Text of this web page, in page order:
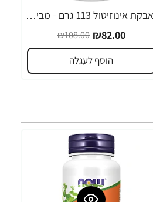
-24%
אבקת אינוזיטול 113 גרם - מבית NOW FOODS
₪82.00
₪108.00
הוסף לעגלה